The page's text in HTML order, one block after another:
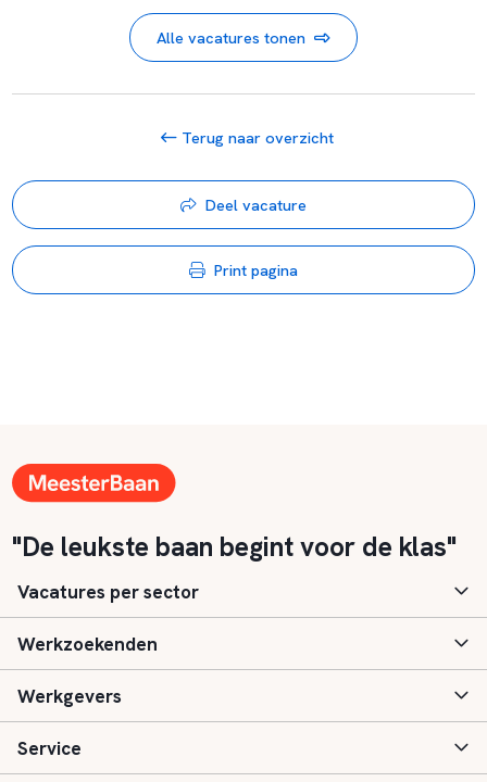
Alle vacatures tonen
Terug naar overzicht
Deel vacature
Print pagina
"De leukste baan begint voor de klas"
Vacatures per sector
Basisonderwijs
Speciaal (basis) onderwijs
Voortgezet onderwijs
Werkzoekenden
Aanmelden
Vacatures
Werkgevers
Inloggen
Service